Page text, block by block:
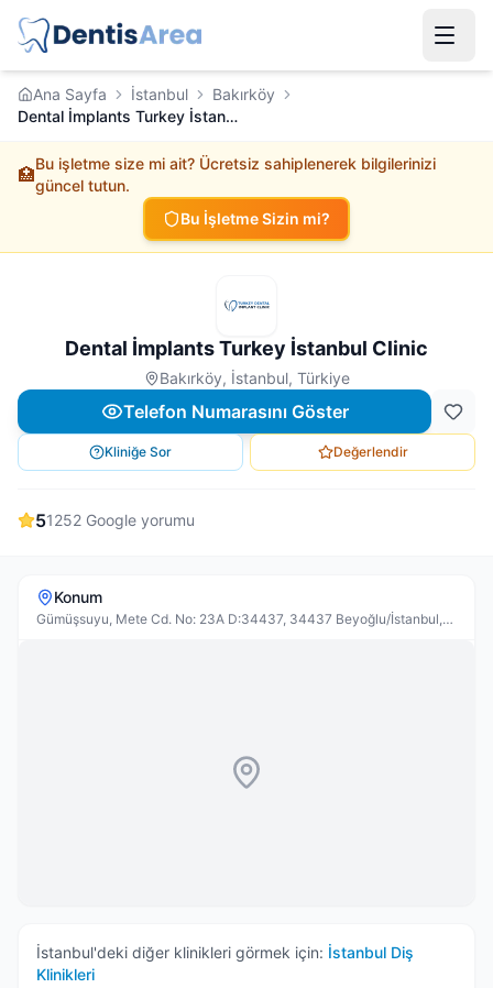
Ana Sayfa İstanbul
Bakırköy
Dental İmplants Turkey İstanbul Clinic
🏥
Bu işletme size mi ait? Ücretsiz sahiplenerek bilgilerinizi
güncel tutun.
Bu İşletme Sizin mi?
Dental İmplants Turkey İstanbul Clinic
Bakırköy, İstanbul, Türkiye
Telefon Numarasını Göster
Kliniğe Sor Değerlendir
51252 Google yorumu
Konum
Gümüşsuyu, Mete Cd. No: 23A D:34437, 34437 Beyoğlu/İstanbul,
İstanbul'deki diğer klinikleri görmek için: İstanbul Diş
Klinikleri